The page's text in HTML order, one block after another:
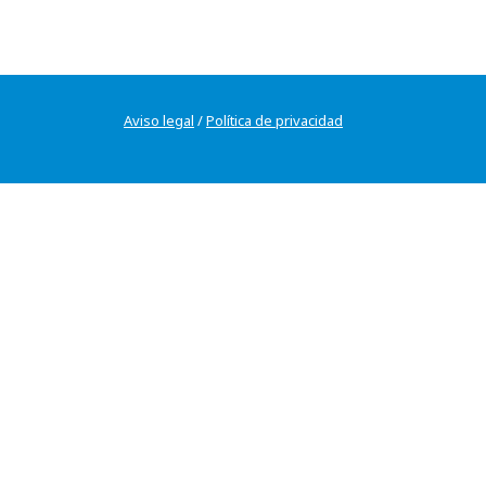
Aviso legal /Política de privacidad